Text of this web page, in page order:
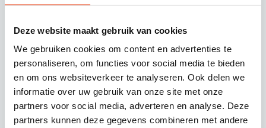
Deze website maakt gebruik van cookies
We gebruiken cookies om content en advertenties te
personaliseren, om functies voor social media te bieden
en om ons websiteverkeer te analyseren. Ook delen we
informatie over uw gebruik van onze site met onze
partners voor social media, adverteren en analyse. Deze
partners kunnen deze gegevens combineren met andere